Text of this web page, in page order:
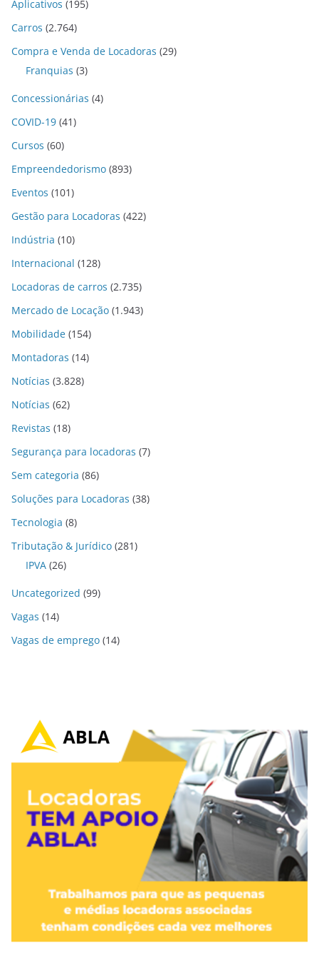
Aplicativos (195)
Carros (2.764)
Compra e Venda de Locadoras (29)
Franquias (3)
Concessionárias (4)
COVID-19 (41)
Cursos (60)
Empreendedorismo (893)
Eventos (101)
Gestão para Locadoras (422)
Indústria (10)
Internacional (128)
Locadoras de carros (2.735)
Mercado de Locação (1.943)
Mobilidade (154)
Montadoras (14)
Notícias (3.828)
Notícias (62)
Revistas (18)
Segurança para locadoras (7)
Sem categoria (86)
Soluções para Locadoras (38)
Tecnologia (8)
Tributação & Jurídico (281)
IPVA (26)
Uncategorized (99)
Vagas (14)
Vagas de emprego (14)